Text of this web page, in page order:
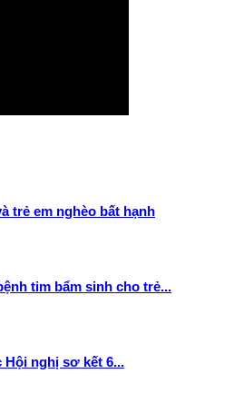
trẻ em nghèo bất hạnh
tim bẩm sinh cho trẻ...
nghị sơ kết 6...